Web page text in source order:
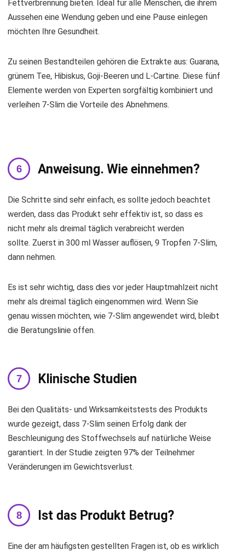
Fettverbrennung bieten. Ideal für alle Menschen, die ihrem
Aussehen eine Wendung geben und eine Pause einlegen
möchten Ihre Gesundheit.
Zu seinen Bestandteilen gehören die Extrakte aus: Guarana,
grünem Tee, Hibiskus, Goji-Beeren und L-Cartine. Diese fünf
Elemente werden von Experten sorgfältig kombiniert und
verleihen 7-Slim die Vorteile des Abnehmens.
Anweisung. Wie einnehmen?
Die Schritte sind sehr einfach, es sollte jedoch beachtet
werden, dass das Produkt sehr effektiv ist, so dass es
nicht mehr als dreimal täglich verabreicht werden
sollte. Zuerst in 300 ml Wasser auflösen, 9 Tropfen 7-Slim,
dann nehmen.
Es ist sehr wichtig, dass dies vor jeder Hauptmahlzeit nicht
mehr als dreimal täglich eingenommen wird. Wenn Sie
genau wissen möchten, wie 7-Slim angewendet wird, bleibt
die Beratungslinie offen.
Klinische Studien
Bei den Qualitäts- und Wirksamkeitstests des Produkts
wurde gezeigt, dass 7-Slim seinen Erfolg dank der
Beschleunigung des Stoffwechsels auf natürliche Weise
garantiert. In der Studie zeigten 97% der Teilnehmer
Veränderungen im Gewichtsverlust.
Ist das Produkt Betrug?
Eine der am häufigsten gestellten Fragen ist, ob es wirklich